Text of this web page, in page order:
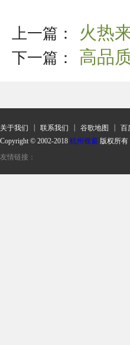
上一篇： 火热
下一篇： 高品
关于我们 联系我们 谷歌地图 百
Copyright © 2002-2018 杭州视窗 版权所
友情链接：